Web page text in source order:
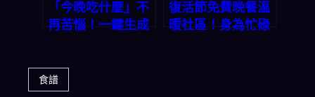
「今晚吃什麼」不
再苦惱！一鍵生成
復活節免費晚餐溫
暖社區！身為忙碌
食譜